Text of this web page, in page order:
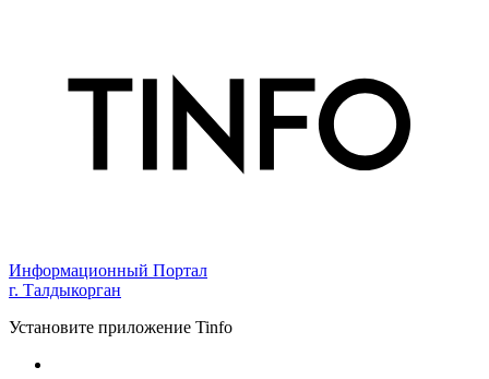
Информационный Портал
г. Талдыкорган
Установите приложение Tinfo